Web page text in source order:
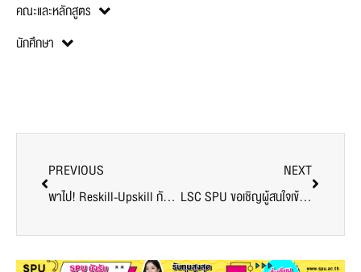
คณะและหลักสูตร
นักศึกษา
PREVIOUS
พาไป! Reskill-Upskill กับการอบรมออนไลน์ โครงการบัณฑิตพันธุ์ใหม่ (Non-Degree) Reskill-Upskill รุ่นที่ 3 โดย IT SPU
NEXT
LSC SPU ขอเชิญผู้สนใจเข้าร่วม อบรมเชิงปฎิบัติการออนไลน์ “การวิเคราะห์ข้อมูลตัวแบบสมการเชิงโครงสร้าง ด้วยโปรแกรม AMOS”